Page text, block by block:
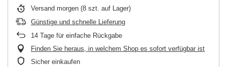
Versand morgen (8 szt. auf Lager)
Günstige und schnelle Lieferung
14 Tage für einfache Rückgabe
Finden Sie heraus, in welchem Shop es sofort verfügbar ist
Sicher einkaufen